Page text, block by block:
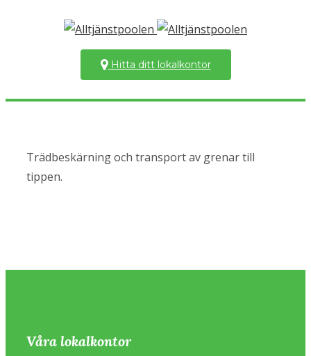
Hitta ditt lokalkontor
Trädbeskärning och transport av grenar till
tippen.
Våra lokalkontor